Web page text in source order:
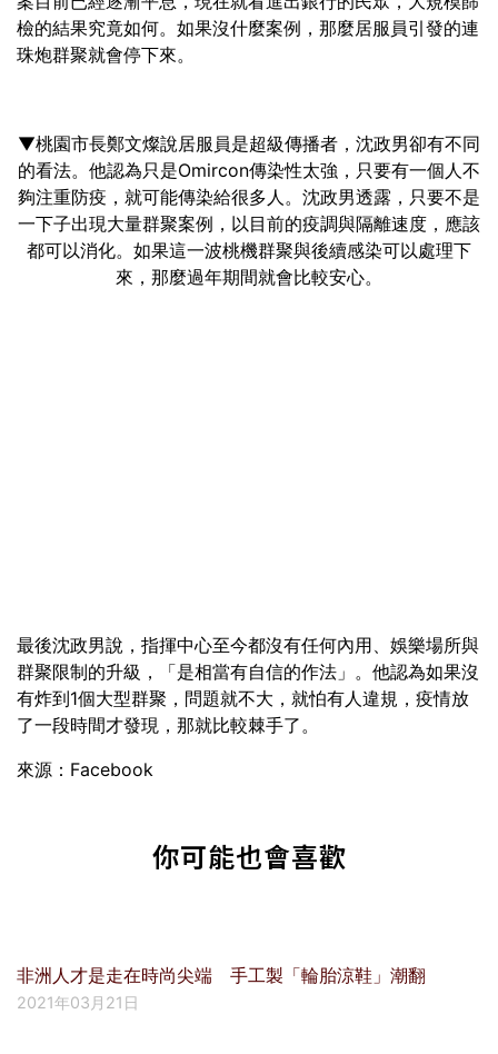
檢的結果究竟如何。如果沒什麼案例，那麼居服員引發的連
珠炮群聚就會停下來。
▼桃園市長鄭文燦說居服員是超級傳播者，沈政男卻有不同
的看法。他認為只是Omircon傳染性太強，只要有一個人不
夠注重防疫，就可能傳染給很多人。沈政男透露，只要不是
一下子出現大量群聚案例，以目前的疫調與隔離速度，應該
都可以消化。如果這一波桃機群聚與後續感染可以處理下
來，那麼過年期間就會比較安心。
最後沈政男說，指揮中心至今都沒有任何內用、娛樂場所與
群聚限制的升級，「是相當有自信的作法」。他認為如果沒
有炸到1個大型群聚，問題就不大，就怕有人違規，疫情放
了一段時間才發現，那就比較棘手了。
來源：Facebook
你可能也會喜歡
非洲人才是走在時尚尖端 手工製「輪胎涼鞋」潮翻
2021年03月21日